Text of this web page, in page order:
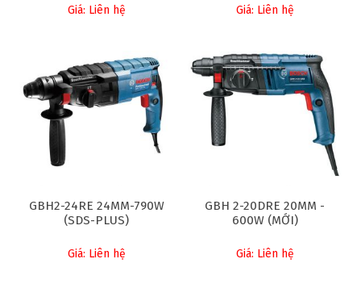
Giá: Liên hệ Giá: Liên hệ
GBH2-24RE 24MM-790W
(SDS-PLUS)
Giá: Liên hệ
GBH 2-20DRE 20MM -
600W (MỚI)
Giá: Liên hệ